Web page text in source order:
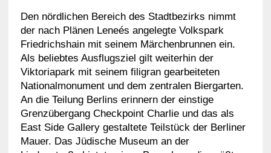
Den nördlichen Bereich des Stadtbezirks nimmt
der nach Plänen Leneés angelegte Volkspark
Friedrichshain mit seinem Märchenbrunnen ein.
Als beliebtes Ausflugsziel gilt weiterhin der
Viktoriapark mit seinem filigran gearbeiteten
Nationalmonument und dem zentralen Biergarten.
An die Teilung Berlins erinnern der einstige
Grenzübergang Checkpoint Charlie und das als
East Side Gallery gestaltete Teilstück der Berliner
Mauer. Das Jüdische Museum an der